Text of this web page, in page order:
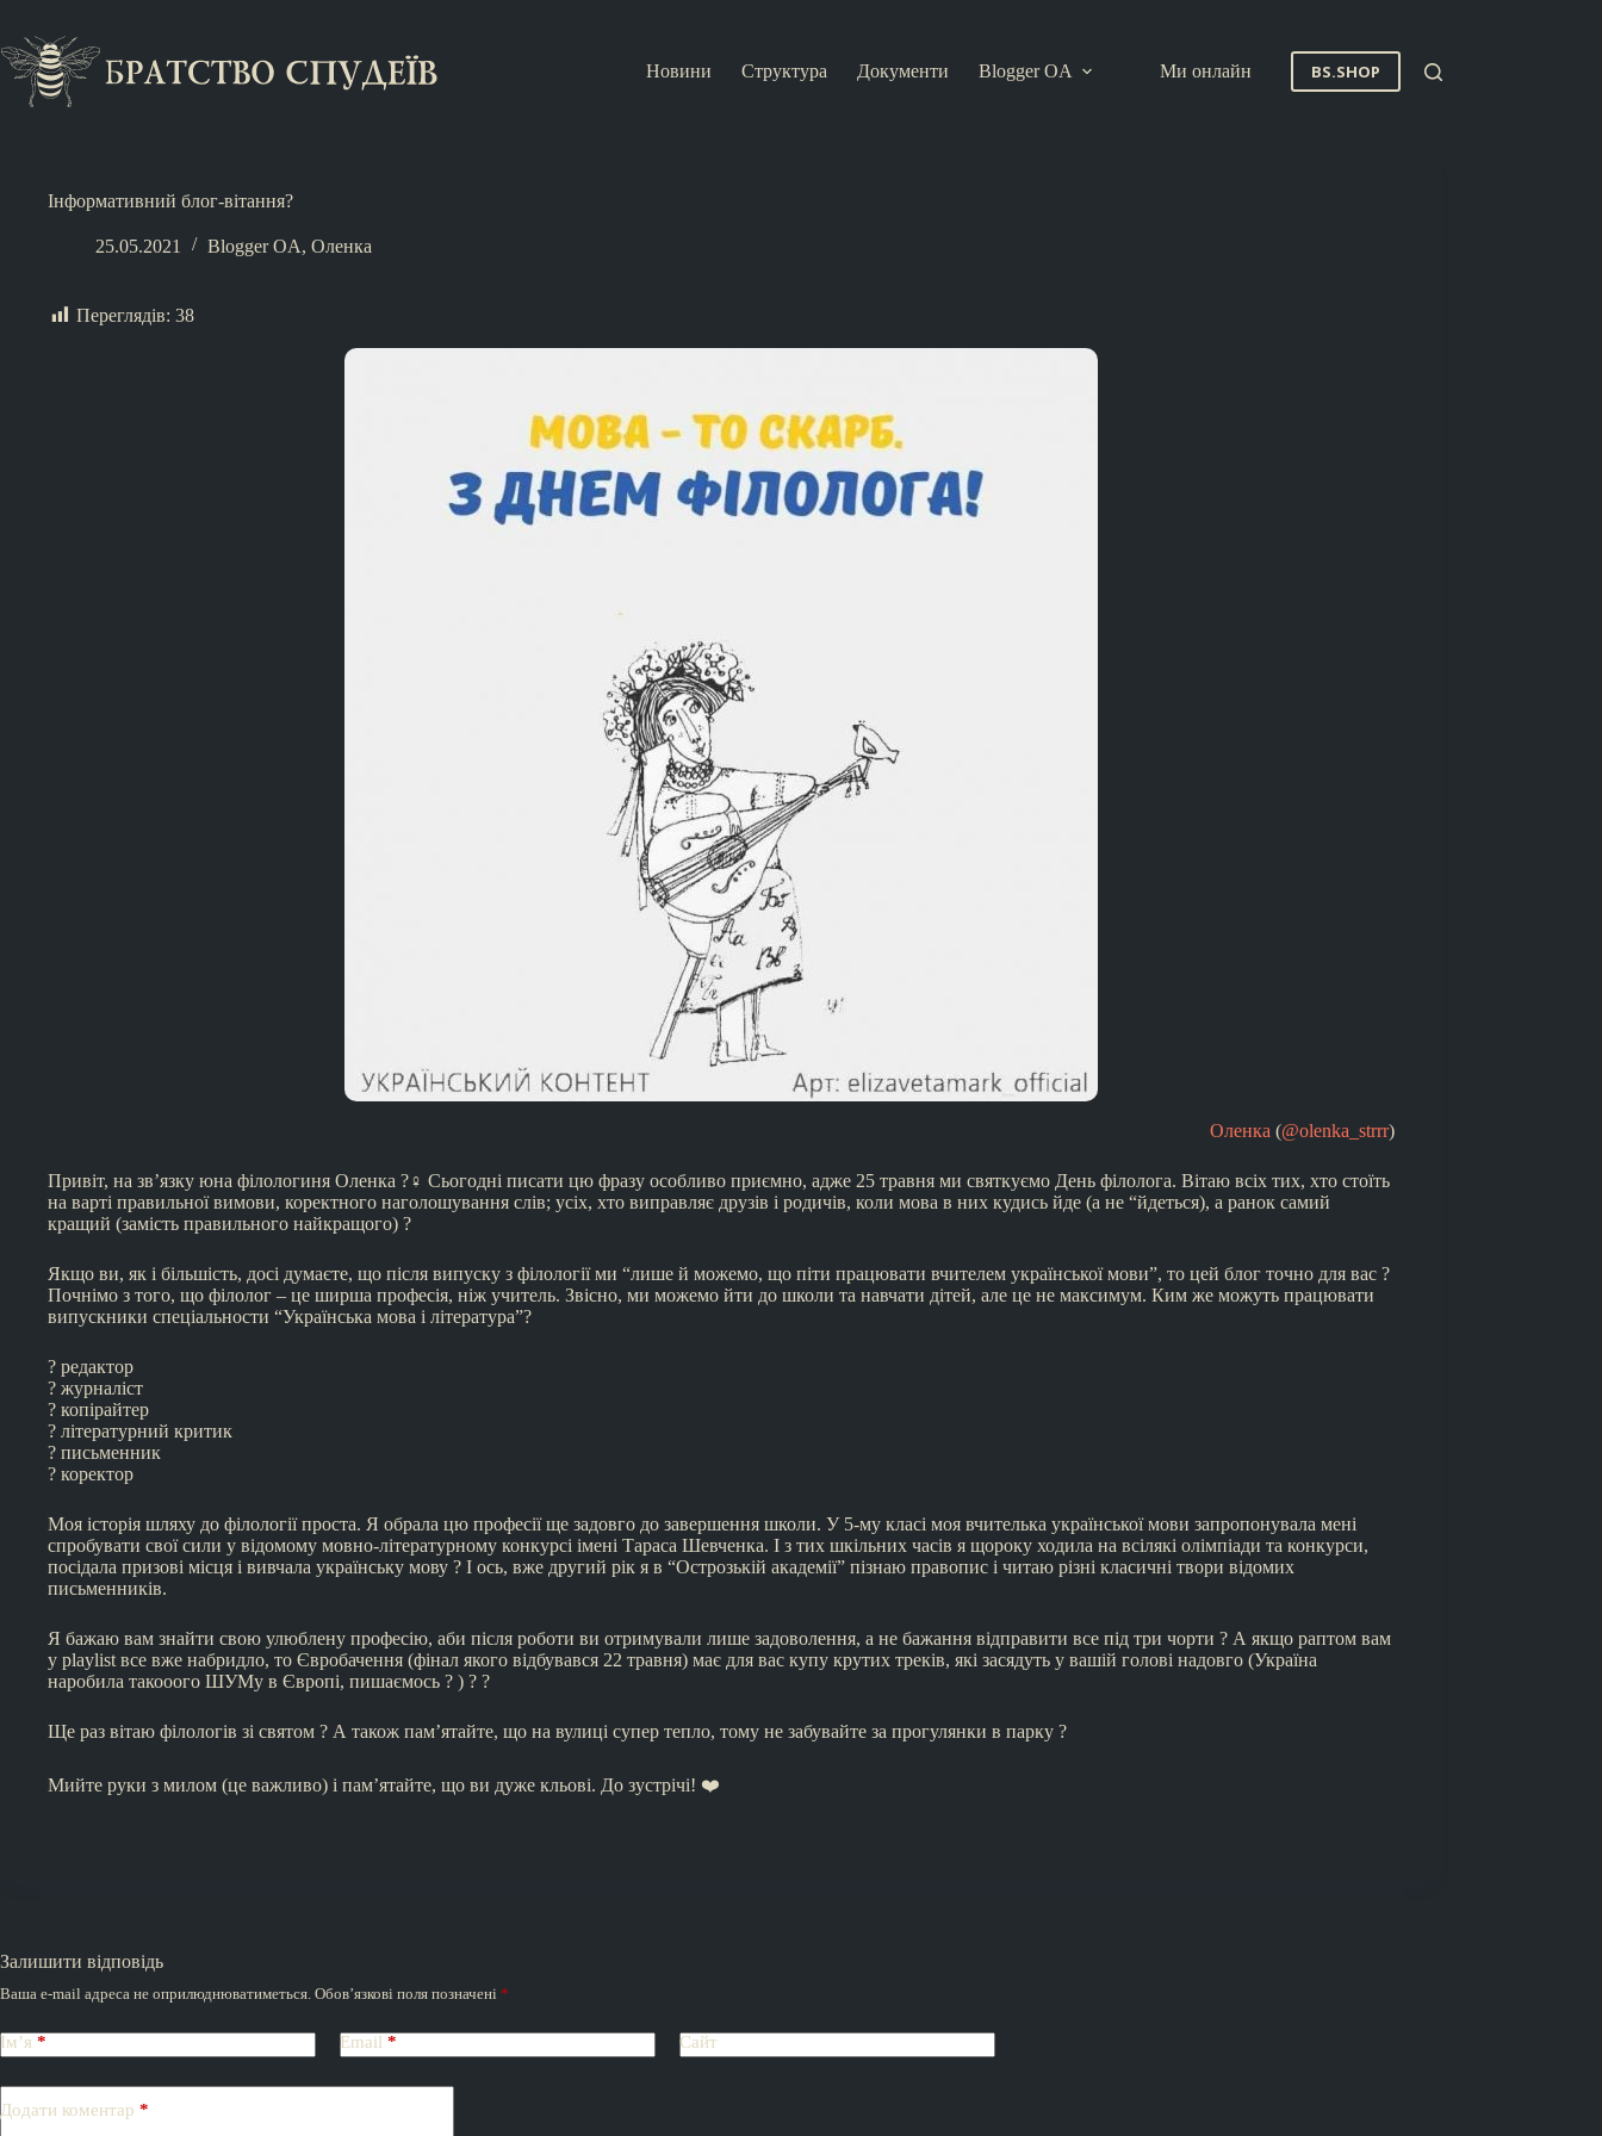
Новини Структура Документи Blogger OA Ми онлайн BS.SHOP
Інформативний блог-вітання?
25.05.2021 Blogger OA, Оленка
Переглядів: 38
Оленка (@olenka_strrr)
Привіт, на зв’язку юна філологиня Оленка ?‍♀️ Сьогодні писати цю фразу особливо приємно, адже 25 травня ми святкуємо День філолога. Вітаю всіх тих, хто стоїть
на варті правильної вимови, коректного наголошування слів; усіх, хто виправляє друзів і родичів, коли мова в них кудись йде (а не “йдеться), а ранок самий
кращий (замість правильного найкращого) ?
Якщо ви, як і більшість, досі думаєте, що після випуску з філології ми “лише й можемо, що піти працювати вчителем української мови”, то цей блог точно для вас ?
Почнімо з того, що філолог – це ширша професія, ніж учитель. Звісно, ми можемо йти до школи та навчати дітей, але це не максимум. Ким же можуть працювати
випускники спеціальности “Українська мова і література”?
? редактор
? журналіст
? копірайтер
? літературний критик
? письменник
? коректор
Моя історія шляху до філології проста. Я обрала цю професії ще задовго до завершення школи. У 5-му класі моя вчителька української мови запропонувала мені
спробувати свої сили у відомому мовно-літературному конкурсі імені Тараса Шевченка. І з тих шкільних часів я щороку ходила на всілякі олімпіади та конкурси,
посідала призові місця і вивчала українську мову ? І ось, вже другий рік я в “Острозькій академії” пізнаю правопис і читаю різні класичні твори відомих
письменників.
Я бажаю вам знайти свою улюблену професію, аби після роботи ви отримували лише задоволення, а не бажання відправити все під три чорти ? А якщо раптом вам
у playlist все вже набридло, то Євробачення (фінал якого відбувався 22 травня) має для вас купу крутих треків, які засядуть у вашій голові надовго (Україна
наробила такооого ШУМу в Європі, пишаємось ? ) ? ?
Ще раз вітаю філологів зі святом ? А також пам’ятайте, що на вулиці супер тепло, тому не забувайте за прогулянки в парку ?
Мийте руки з милом (це важливо) і пам’ятайте, що ви дуже кльові. До зустрічі! ❤️
Залишити відповідь
Ваша e-mail адреса не оприлюднюватиметься. Обов’язкові поля позначені *
Ім’я * Email * Сайт
Додати коментар *